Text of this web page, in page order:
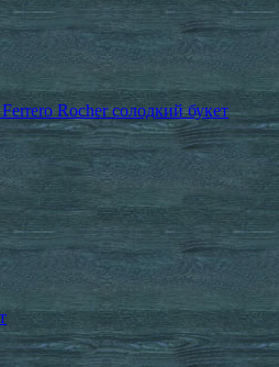
Rocher солодкий букет